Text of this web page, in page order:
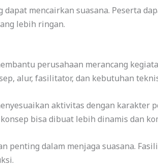
mencairkan suasana. Peserta
lebih ringan.
perusahaan merancang
alur, fasilitator, dan kebutuhan
aktivitas dengan karakter
bisa dibuat lebih dinamis dan
penting dalam menjaga suasana.